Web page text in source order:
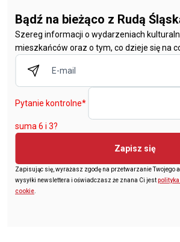
Bądź na bieżąco z Rudą
Szereg informacji o wydarzeniach
mieszkańców oraz o tym, co dzieje się na
Pytanie kontrolne*
suma 6 i 3?
Zapisz się
Zapisując się, wyrażasz zgodę na przetwarzanie Twojego
wysyłki newslettera i oświadczasz że znana Ci jest
cookie